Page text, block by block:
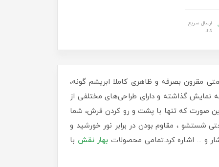
ارسال سریع
کالا
مقرون بصرفه و ظاهری کاملا ابریشم گونه،
نمایش گذاشته و دارای طراحی‌های مختلفی از
صورت که تنها با پشت و رو کردن فرش، شما
شستشو ، مقاوم بودن در برابر نور خورشید و
و ... اشاره کرد.تمامی محصولات بهار نقش با